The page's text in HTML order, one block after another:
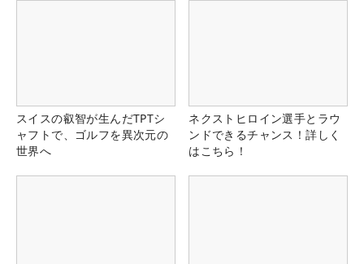
スイスの叡智が生んだTPTシ
ャフトで、ゴルフを異次元の
世界へ
ネクストヒロイン選手とラウ
ンドできるチャンス！詳しく
はこちら！